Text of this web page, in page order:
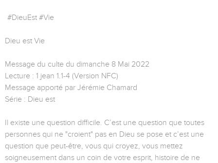
#DieuEst #Vie
Dieu est Vie
Message du culte du dimanche 8 Mai 2022
Lecture : 1 jean 1.1-4 (Version NFC)
Message apporté par Jérémie Chamard
Série : Dieu est
Il existe une question difficile. C’est une question que toutes
personnes qui ne "croient" pas en Dieu se pose et c’est une
question que peut-être, vous qui croyez, vous mettez
soigneusement dans un coin de votre esprit, histoire de ne